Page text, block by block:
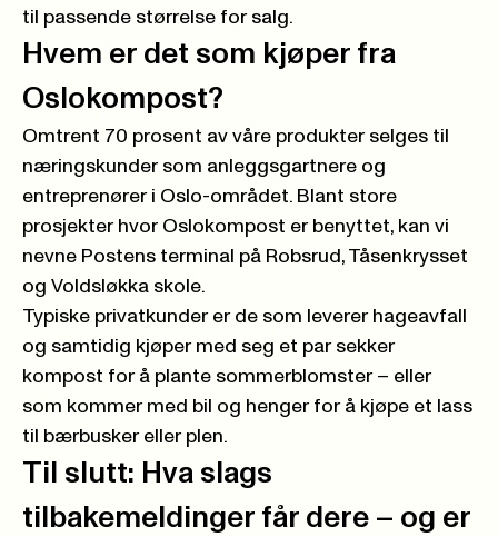
til passende størrelse for salg.
Hvem er det som kjøper fra
Oslokompost?
Omtrent 70 prosent av våre produkter selges til
næringskunder som anleggsgartnere og
entreprenører i Oslo-området. Blant store
prosjekter hvor Oslokompost er benyttet, kan vi
nevne Postens terminal på Robsrud, Tåsenkrysset
og Voldsløkka skole.
Typiske privatkunder er de som leverer hageavfall
og samtidig kjøper med seg et par sekker
kompost for å plante sommerblomster – eller
som kommer med bil og henger for å kjøpe et lass
til bærbusker eller plen.
Til slutt: Hva slags
tilbakemeldinger får dere – og er